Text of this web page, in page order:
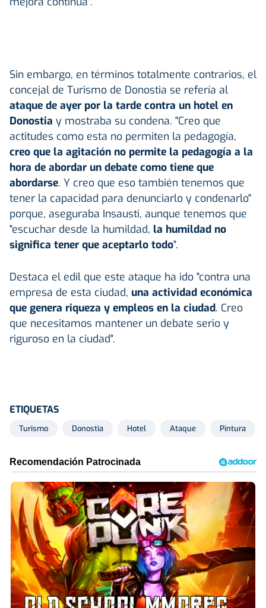
Sin embargo, en términos totalmente contrarios, el
concejal de Turismo de Donostia se refería al
ataque de ayer por la tarde contra un hotel en
Donostia y mostraba su condena. "Creo que
actitudes como esta no permiten la pedagogía,
creo que la agitación no permite la pedagogía a la
hora de abordar un debate como tiene que
abordarse. Y creo que eso también tenemos que
tener la capacidad para denunciarlo y condenarlo"
porque, aseguraba Insausti, aunque tenemos que
"escuchar desde la humildad, la humildad no
significa tener que aceptarlo todo".
Destaca el edil que este ataque ha ido "contra una
empresa de esta ciudad, una actividad económica
que genera riqueza y empleos en la ciudad. Creo
que necesitamos mantener un debate serio y
riguroso en la ciudad".
ETIQUETAS
Turismo Donostia Hotel Ataque Pintura